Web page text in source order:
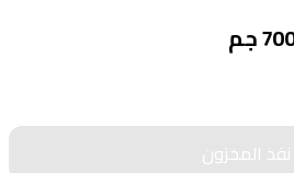
نفذ المخزون